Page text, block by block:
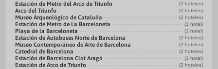
Estación de Metro del Arco de Triunfo (2 hoteles)
Arco del Triunfo (2 hoteles)
Museo Arqueológico de Cataluña (2 hoteles)
Estación de Metro de La Barceloneta (1 hotel)
Playa de la Barceloneta (1 hotel)
Estación de Autobuses Norte de Barcelona (2 hoteles)
Museo Contemporáneo de Arte de Barcelona (2 hoteles)
Catedral de Barcelona (2 hoteles)
Estación de Barcelona Clot Aragó (1 hotel)
Estación de Arco de Triunfo (2 hoteles)